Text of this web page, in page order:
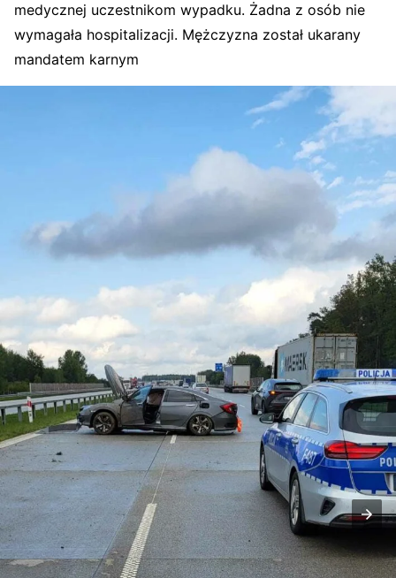
medycznej uczestnikom wypadku. Żadna z osób nie
wymagała hospitalizacji. Mężczyzna został ukarany
mandatem karnym